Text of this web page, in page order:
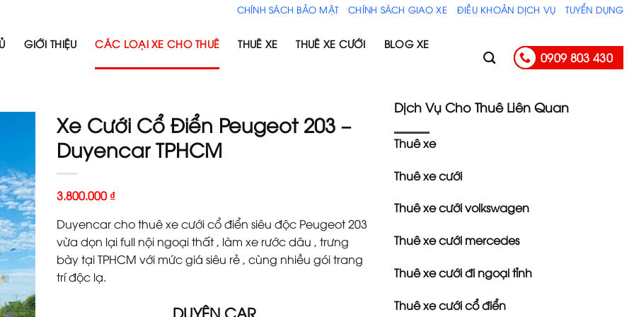
CHÍNH SÁCH BẢO MẬT CHÍNH SÁCH GIAO XE ĐIỀU KHOẢN DỊCH VỤ TUYỂN DỤNG
GIỚI THIỆU CÁC LOẠI XE CHO THUÊ THUÊ XE THUÊ XE CƯỚI BLOG XE
0909 803 430
Xe Cưới Cổ Điển Peugeot 203 –
Duyencar TPHCM
3.800.000 ₫
Duyencar cho thuê xe cưới cổ điển siêu độc Peugeot 203
vừa dọn lại full nội ngoại thất , làm xe rước dâu , trưng
bày tại TPHCM với mức giá siêu rẻ , cùng nhiều gói trang
trí độc lạ.
DUYÊN CAR
Dịch Vụ Cho Thuê Liên Quan
Thuê xe
Thuê xe cưới
Thuê xe cưới volkswagen
Thuê xe cưới mercedes
Thuê xe cưới đi ngoại tỉnh
Thuê xe cưới cổ điển